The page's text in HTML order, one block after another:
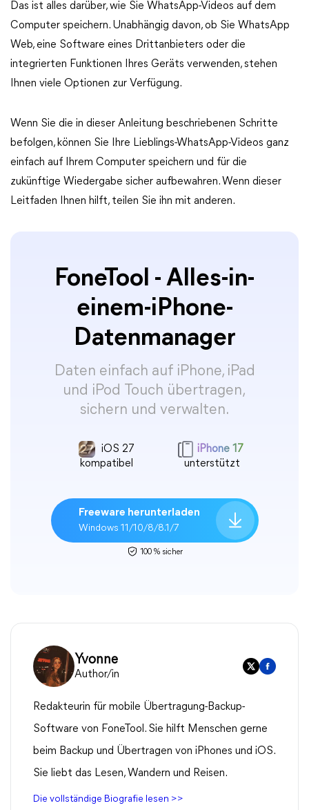
Das ist alles darüber, wie Sie WhatsApp-Videos auf dem
Computer speichern. Unabhängig davon, ob Sie WhatsApp
Web, eine Software eines Drittanbieters oder die
integrierten Funktionen Ihres Geräts verwenden, stehen
Ihnen viele Optionen zur Verfügung.
Wenn Sie die in dieser Anleitung beschriebenen Schritte
befolgen, können Sie Ihre Lieblings-WhatsApp-Videos ganz
einfach auf Ihrem Computer speichern und für die
zukünftige Wiedergabe sicher aufbewahren. Wenn dieser
Leitfaden Ihnen hilft, teilen Sie ihn mit anderen.
FoneTool - Alles-in-
einem-iPhone-
Datenmanager
Daten einfach auf iPhone, iPad
und iPod Touch übertragen,
sichern und verwalten.
iOS 27
kompatibel
iPhone 17
unterstützt
Freeware herunterladen
Windows 11/10/8/8.1/7
100 % sicher
Yvonne
Author/in
Redakteurin für mobile Übertragung-Backup-
Software von FoneTool. Sie hilft Menschen gerne
beim Backup und Übertragen von iPhones und iOS.
Sie liebt das Lesen, Wandern und Reisen.
Die vollständige Biografie lesen >>